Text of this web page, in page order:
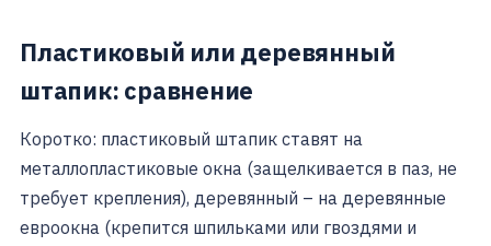
Пластиковый или деревянный
штапик: сравнение
Коротко: пластиковый штапик ставят на
металлопластиковые окна (защелкивается в паз, не
требует крепления), деревянный – на деревянные
евроокна (крепится шпильками или гвоздями и